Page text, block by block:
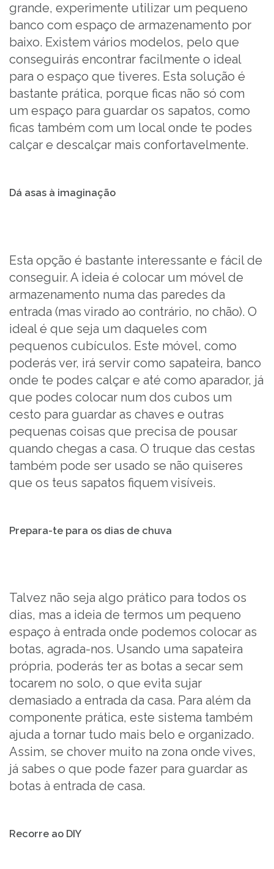
grande, experimente utilizar um pequeno
banco com espaço de armazenamento por
baixo. Existem vários modelos, pelo que
conseguirás encontrar facilmente o ideal
para o espaço que tiveres. Esta solução é
bastante prática, porque ficas não só com
um espaço para guardar os sapatos, como
ficas também com um local onde te podes
calçar e descalçar mais confortavelmente.
Dá asas à imaginação
Esta opção é bastante interessante e fácil de
conseguir. A ideia é colocar um móvel de
armazenamento numa das paredes da
entrada (mas virado ao contrário, no chão). O
ideal é que seja um daqueles com
pequenos cubículos. Este móvel, como
poderás ver, irá servir como sapateira, banco
onde te podes calçar e até como aparador, já
que podes colocar num dos cubos um
cesto para guardar as chaves e outras
pequenas coisas que precisa de pousar
quando chegas a casa. O truque das cestas
também pode ser usado se não quiseres
que os teus sapatos fiquem visíveis.
Prepara-te para os dias de chuva
Talvez não seja algo prático para todos os
dias, mas a ideia de termos um pequeno
espaço à entrada onde podemos colocar as
botas, agrada-nos. Usando uma sapateira
própria, poderás ter as botas a secar sem
tocarem no solo, o que evita sujar
demasiado a entrada da casa. Para além da
componente prática, este sistema também
ajuda a tornar tudo mais belo e organizado.
Assim, se chover muito na zona onde vives,
já sabes o que pode fazer para guardar as
botas à entrada de casa.
Recorre ao DIY